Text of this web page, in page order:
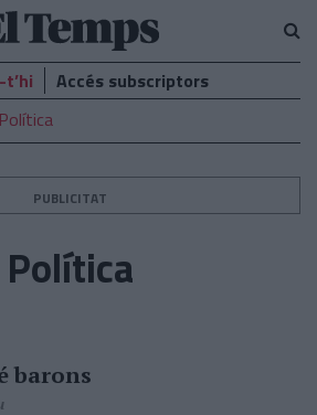
Accés subscriptors
Política
PUBLICITAT
Política
barons